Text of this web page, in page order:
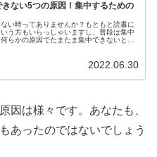
ない5つの原因！集中するための
い時ってありませんか？もともと読書に
う方もいらっしゃいますし、普段は集中
らかの原因でたまたま集中できないとい
2022.06.30
因は様々です。あなたも、
あったのではないでしょう